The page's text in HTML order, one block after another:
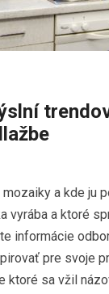
mozaiky a kde ju
vyrába a ktoré
informácie
pre svoje
ktoré sa vžil